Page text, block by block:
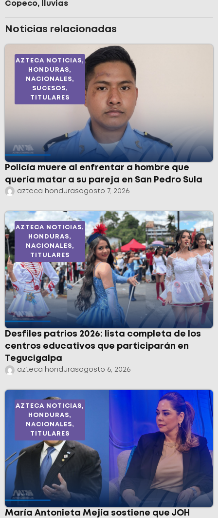
Copeco, lluvias
Noticias relacionadas
AZTECA NOTICIAS,
HONDURAS,
NACIONALES,
SUCESOS,
TITULARES
Policía muere al enfrentar a hombre que
quería matar a su pareja en San Pedro Sula
azteca hondurasagosto 7, 2026
AZTECA NOTICIAS,
HONDURAS,
NACIONALES,
TITULARES
Desfiles patrios 2026: lista completa de los
centros educativos que participarán en
Tegucigalpa
azteca hondurasagosto 6, 2026
AZTECA NOTICIAS,
HONDURAS,
NACIONALES,
TITULARES
María Antonieta Mejía sostiene que JOH